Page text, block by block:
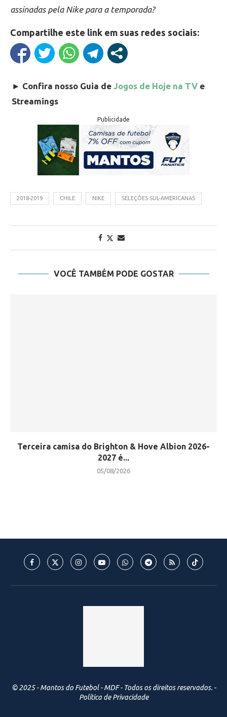
assinadas pela Nike para a temporada?
Compartilhe este link em suas redes sociais:
► Confira nosso Guia de Jogos de Hoje na TV e
Streamings
Publicidade
2018-2019 CHILE NIKE SELEÇÕES SUL-AMERICANAS
VOCÊ TAMBÉM PODE GOSTAR
Terceira camisa do Brighton & Hove Albion 2026-
2027 é...
05/08/2026
© 2025 - Mantos do Futebol - MDF - Todos os direitos reservados. -
Política de Privacidade